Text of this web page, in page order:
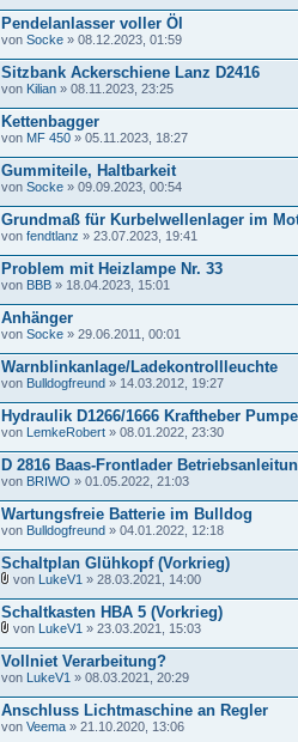
Pendelanlasser voller Öl
von Socke » 08.12.2023, 01:59
Sitzbank Ackerschiene Lanz D2416
von Kilian » 08.11.2023, 23:25
Kettenbagger
von MF 450 » 05.11.2023, 18:27
Gummiteile, Haltbarkeit
von Socke » 09.09.2023, 00:54
Grundmaß für Kurbelwellenlager im
von fendtlanz » 23.07.2023, 19:41
Problem mit Heizlampe Nr. 33
von BBB » 18.04.2023, 15:01
Anhänger
von Socke » 29.06.2011, 00:01
Warnblinkanlage/Ladekontrollleuchte
von Bulldogfreund » 14.03.2012, 19:27
Hydraulik D1266/1666 Kraftheber
von LemkeRobert » 08.01.2022, 23:30
D 2816 Baas-Frontlader
von BRIWO » 01.05.2022, 21:03
Wartungsfreie Batterie im Bulldog
von Bulldogfreund » 04.01.2022, 12:18
Schaltplan Glühkopf (Vorkrieg)
von LukeV1 » 28.03.2021, 14:00
Schaltkasten HBA 5 (Vorkrieg)
von LukeV1 » 23.03.2021, 15:03
Vollniet Verarbeitung?
von LukeV1 » 08.03.2021, 20:29
Anschluss Lichtmaschine an Regler
von Veema » 21.10.2020, 13:06